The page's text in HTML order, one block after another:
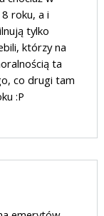
roku, a i
tylko
którzy na
ta
co drugi tam
:P